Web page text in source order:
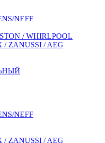
NEFF
/ WHIRLPOOL
/ ZANUSSI / AEG
NEFF
/ ZANUSSI / AEG